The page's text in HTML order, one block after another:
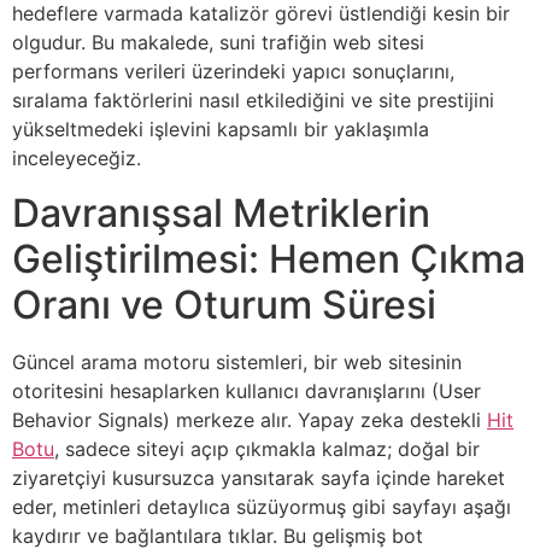
hedeflere varmada katalizör görevi üstlendiği kesin bir
olgudur. Bu makalede, suni trafiğin web sitesi
performans verileri üzerindeki yapıcı sonuçlarını,
sıralama faktörlerini nasıl etkilediğini ve site prestijini
yükseltmedeki işlevini kapsamlı bir yaklaşımla
inceleyeceğiz.
Davranışsal Metriklerin
Geliştirilmesi: Hemen Çıkma
Oranı ve Oturum Süresi
Güncel arama motoru sistemleri, bir web sitesinin
otoritesini hesaplarken kullanıcı davranışlarını (User
Behavior Signals) merkeze alır. Yapay zeka destekli Hit
Botu, sadece siteyi açıp çıkmakla kalmaz; doğal bir
ziyaretçiyi kusursuzca yansıtarak sayfa içinde hareket
eder, metinleri detaylıca süzüyormuş gibi sayfayı aşağı
kaydırır ve bağlantılara tıklar. Bu gelişmiş bot